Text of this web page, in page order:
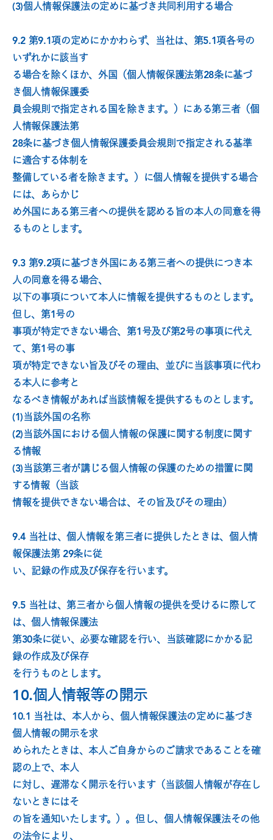
(3)個人情報保護法の定めに基づき共同利用する場合
9.2 第9.1項の定めにかかわらず、当社は、第5.1項各号の
いずれかに該当す
る場合を除くほか、外国（個人情報保護法第28条に基づ
き個人情報保護委
員会規則で指定される国を除きます。）にある第三者（個
人情報保護法第
28条に基づき個人情報保護委員会規則で指定される基準
に適合する体制を
整備している者を除きます。）に個人情報を提供する場合
には、あらかじ
め外国にある第三者への提供を認める旨の本人の同意を得
るものとします。
9.3 第9.2項に基づき外国にある第三者への提供につき本
人の同意を得る場合、
以下の事項について本人に情報を提供するものとします。
但し、第1号の
事項が特定できない場合、第1号及び第2号の事項に代え
て、第1号の事
項が特定できない旨及びその理由、並びに当該事項に代わ
る本人に参考と
なるべき情報があれば当該情報を提供するものとします。
(1)当該外国の名称
(2)当該外国における個人情報の保護に関する制度に関す
る情報
(3)当該第三者が講じる個人情報の保護のための措置に関
する情報（当該
情報を提供できない場合は、その旨及びその理由）
9.4 当社は、個人情報を第三者に提供したときは、個人情
報保護法第 29条に従
い、記録の作成及び保存を行います。
9.5 当社は、第三者から個人情報の提供を受けるに際して
は、個人情報保護法
第30条に従い、必要な確認を行い、当該確認にかかる記
録の作成及び保存
を行うものとします。
10.個人情報等の開示
10.1 当社は、本人から、個人情報保護法の定めに基づき
個人情報の開示を求
められたときは、本人ご自身からのご請求であることを確
認の上で、本人
に対し、遅滞なく開示を行います（当該個人情報が存在し
ないときにはそ
の旨を通知いたします。）。但し、個人情報保護法その他
の法令により、